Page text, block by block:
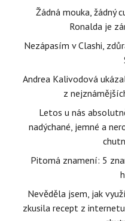
Žádná mouka, žádný
Ronalda je
Nezápasím v Clashi,
Andrea Kalivodová
z
Letos u nás
nadýchané, jemné a
Pitomá znamení: 5
Nevěděla jsem, jak
zkusila recept z